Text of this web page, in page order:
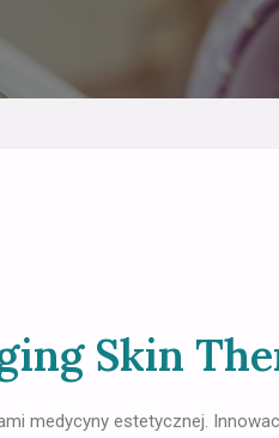
Skin
medycyny estetycznej.